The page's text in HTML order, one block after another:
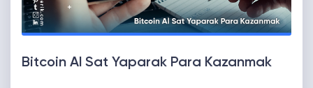
Bitcoin Al Sat Yaparak Para Kazanmak